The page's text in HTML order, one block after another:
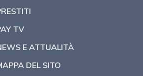
TV
E ATTUALITÀ
DEL SITO